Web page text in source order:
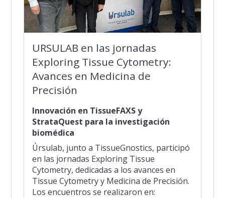
URSULAB en las jornadas
Exploring Tissue Cytometry:
Avances en Medicina de
Precisión
Innovación en TissueFAXS y
StrataQuest para la investigación
biomédica
Úrsulab, junto a TissueGnostics, participó
en las jornadas Exploring Tissue
Cytometry, dedicadas a los avances en
Tissue Cytometry y Medicina de Precisión.
Los encuentros se realizaron en: